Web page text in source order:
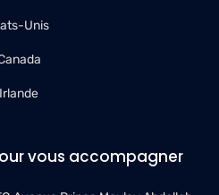
Unis
Irlande
vous accompagner